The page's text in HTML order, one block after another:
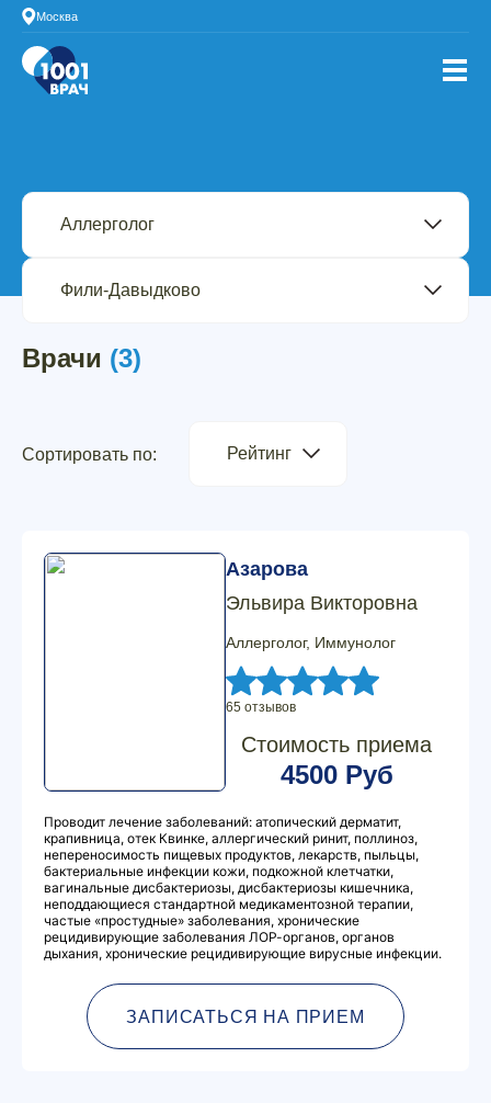
Москва
Врачи (3)
Сортировать по: Рейтинг
Азарова
Эльвира Викторовна
Аллерголог, Иммунолог
65 отзывов
Стоимость приема
4500 Руб
Проводит лечение заболеваний: атопический дерматит,
крапивница, отек Квинке, аллергический ринит, поллиноз,
непереносимость пищевых продуктов, лекарств, пыльцы,
бактериальные инфекции кожи, подкожной клетчатки,
вагинальные дисбактериозы, дисбактериозы кишечника,
неподдающиеся стандартной медикаментозной терапии,
частые «простудные» заболевания, хронические
рецидивирующие заболевания ЛОР-органов, органов
дыхания, хронические рецидивирующие вирусные инфекции.
ЗАПИСАТЬСЯ НА ПРИЕМ